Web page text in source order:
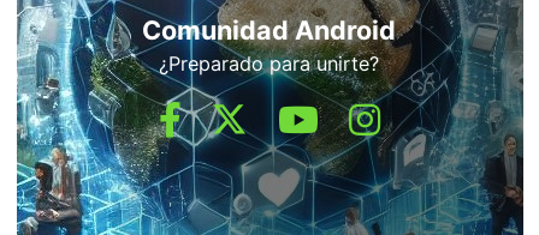
Comunidad Android
¿Preparado para unirte?